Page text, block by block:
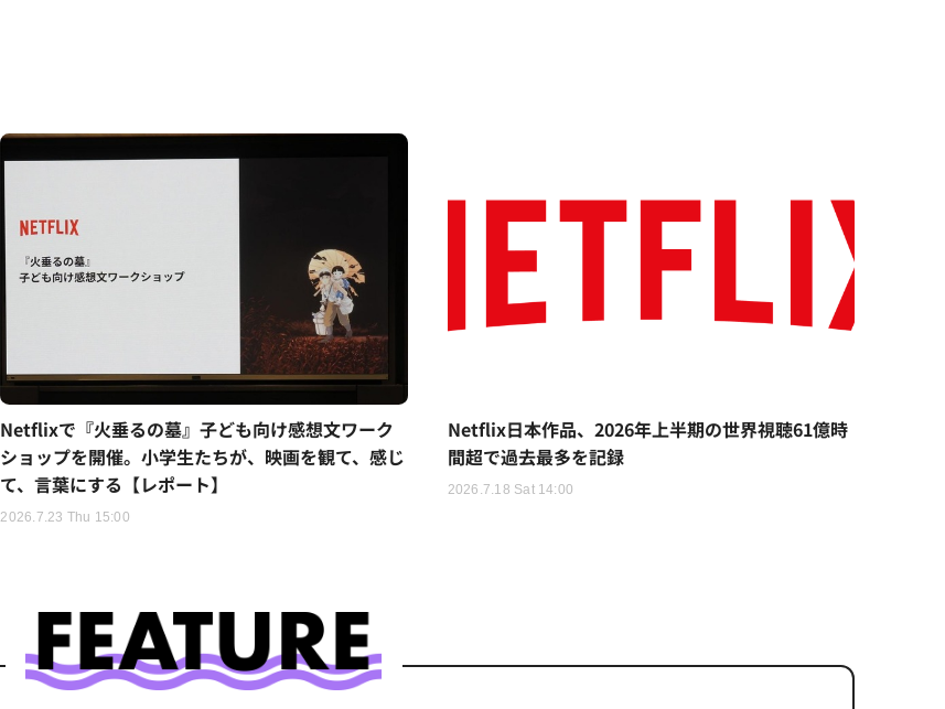
Netflixで『火垂るの墓』子ども向け感想文ワーク
ショップを開催。小学生たちが、映画を観て、感じ
て、言葉にする【レポート】
2026.7.23 Thu 15:00
Netflix日本作品、2026年上半期の世界視聴61億時
間超で過去最多を記録
2026.7.18 Sat 14:00